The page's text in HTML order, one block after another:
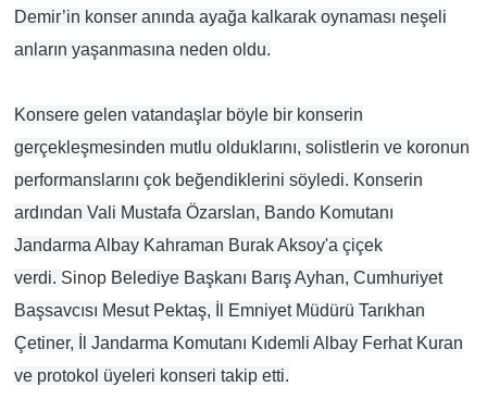
Demir’in konser anında ayağa kalkarak oynaması neşeli
anların yaşanmasına neden oldu.
Konsere gelen vatandaşlar böyle bir konserin
gerçekleşmesinden mutlu olduklarını, solistlerin ve koronun
performanslarını çok beğendiklerini söyledi. Konserin
ardından Vali Mustafa Özarslan, Bando Komutanı
Jandarma Albay Kahraman Burak Aksoy'a çiçek
verdi. Sinop Belediye Başkanı Barış Ayhan, Cumhuriyet
Başsavcısı Mesut Pektaş, İl Emniyet Müdürü Tarıkhan
Çetiner, İl Jandarma Komutanı Kıdemli Albay Ferhat Kuran
ve protokol üyeleri konseri takip etti.